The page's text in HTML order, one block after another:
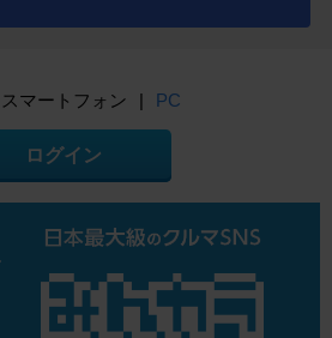
スマートフォン | PC
ログイン